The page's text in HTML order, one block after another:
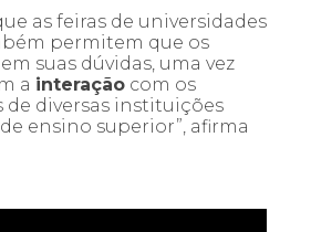
as feiras de universidades
permitem que os
suas dúvidas, uma vez
a interação com os
de diversas instituições
ensino superior”, afirma